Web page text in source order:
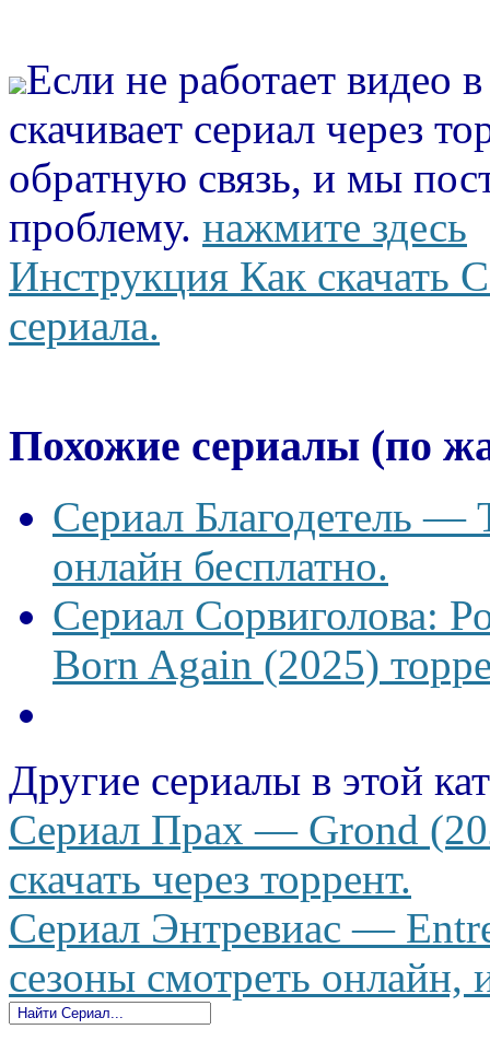
Если не работает видео
скачивает сериал через
обратную связь, и мы
проблему. нажмите здесь
Инструкция Как скачать
сериала.
Похожие сериалы (по
Сериал Благодетель —
онлайн бесплатно.
Сериал Сорвиголова:
Born Again (2025)
Другие сериалы в этой
Сериал Прах — Grond
скачать через торрент.
Сериал Энтревиас —
сезоны смотреть онлайн,